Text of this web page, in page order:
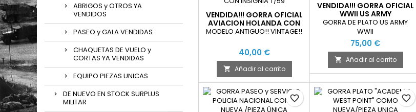
ABRIGOS y OTROS YA
VENDIDOS
PASEO y GALA VENDIDAS
CHAQUETAS DE VUELO y
CORTAS YA VENDIDAS
EQUIPO PIEZAS UNICAS
DE NUEVO EN STOCK SURPLUS
MILITAR
VENDIDA!!! GORRA OFICIAL
AVIACION HOLANDA CON
INSIGNIA T/59
MODELO ANTIGUO!! VINTAGE!!
40,00 €
 Añadir al carrito
VENDIDA!!! GORRA OFICIAL
WWII US ARMY
GORRA DE PLATO US ARMY
WWII
75,00 €
 Añadir al carrito
favorite_border favorite_border